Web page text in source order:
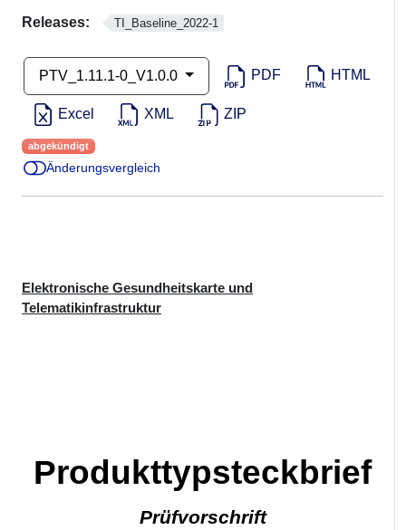
Releases: TI_Baseline_2022-1
PTV_1.11.1-0_V1.0.0 PDF HTML
Excel XML ZIP
abgekündigt
Änderungsvergleich
Elektronische Gesundheitskarte und
Telematikinfrastruktur
Produkttypsteckbrief
Prüfvorschrift